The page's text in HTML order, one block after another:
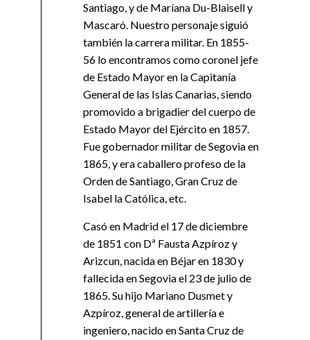
Santiago, y de Maríana Du-Blaisell y
Mascaró. Nuestro personaje siguió
también la carrera militar. En 1855-
56 lo encontramos como coronel jefe
de Estado Mayor en la Capitanía
General de las Islas Canarias, siendo
promovido a brigadier del cuerpo de
Estado Mayor del Ejército en 1857.
Fue gobernador militar de Segovia en
1865, y era caballero profeso de la
Orden de Santiago, Gran Cruz de
Isabel la Católica, etc.
Casó en Madrid el 17 de diciembre
de 1851 con Dª Fausta Azpíroz y
Arizcun, nacida en Béjar en 1830 y
fallecida en Segovia el 23 de julio de
1865. Su hijo Mariano Dusmet y
Azpíroz, general de artillería e
ingeniero, nacido en Santa Cruz de